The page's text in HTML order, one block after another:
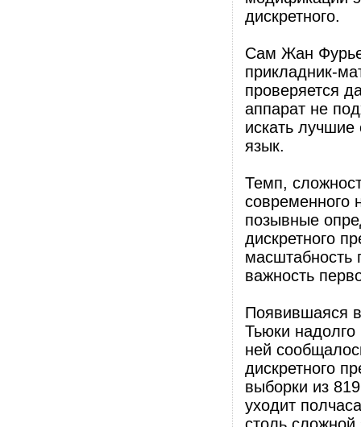
дискретного.
Сам Жан Фурье
прикладник-
проверяется
аппарат не
искать
язык.
Темп,
современного
позывные
дискретного
масштабность
важность
Появившаяся
Тьюки
ней
дискретного
выборки из
уходит